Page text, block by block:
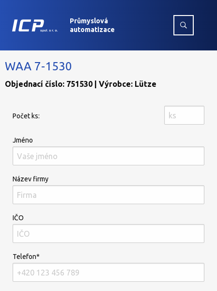
Průmyslová
automatizace
WAA 7-1530
Objednací číslo: 751530 | Výrobce: Lütze
Počet ks:
Jméno
Název firmy
IČO
Telefon*